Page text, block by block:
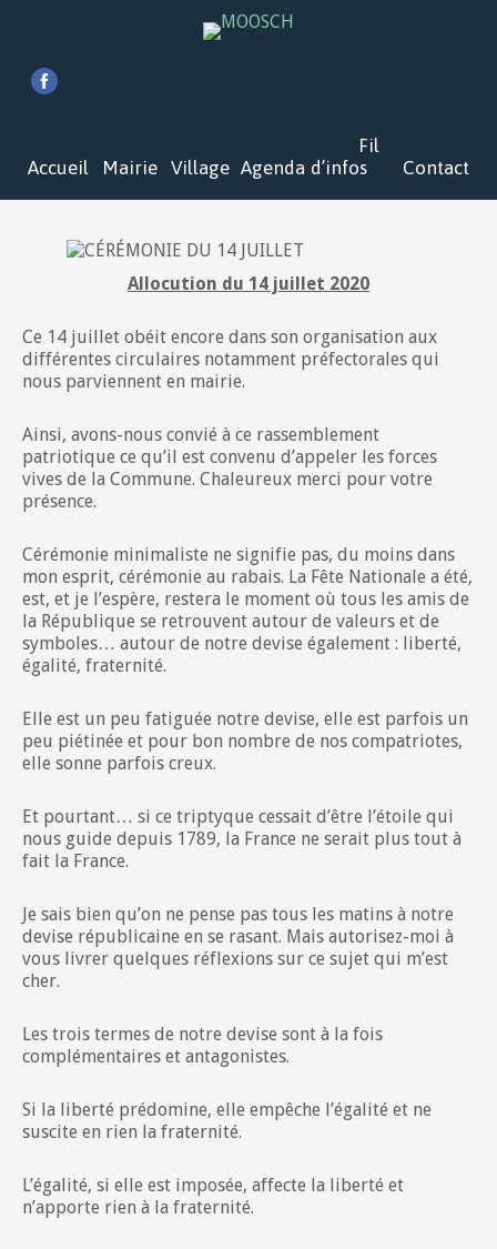
Accueil Mairie Village Agenda
Fil
d’infos
Contact
Allocution du 14 juillet 2020
Ce 14 juillet obéit encore dans son organisation aux
différentes circulaires notamment préfectorales qui
nous parviennent en mairie.
Ainsi, avons-nous convié à ce rassemblement
patriotique ce qu’il est convenu d’appeler les forces
vives de la Commune. Chaleureux merci pour votre
présence.
Cérémonie minimaliste ne signifie pas, du moins dans
mon esprit, cérémonie au rabais. La Fête Nationale a été,
est, et je l’espère, restera le moment où tous les amis de
la République se retrouvent autour de valeurs et de
symboles… autour de notre devise également : liberté,
égalité, fraternité.
Elle est un peu fatiguée notre devise, elle est parfois un
peu piétinée et pour bon nombre de nos compatriotes,
elle sonne parfois creux.
Et pourtant… si ce triptyque cessait d’être l’étoile qui
nous guide depuis 1789, la France ne serait plus tout à
fait la France.
Je sais bien qu’on ne pense pas tous les matins à notre
devise républicaine en se rasant. Mais autorisez-moi à
vous livrer quelques réflexions sur ce sujet qui m’est
cher.
Les trois termes de notre devise sont à la fois
complémentaires et antagonistes.
Si la liberté prédomine, elle empêche l’égalité et ne
suscite en rien la fraternité.
L’égalité, si elle est imposée, affecte la liberté et
n’apporte rien à la fraternité.